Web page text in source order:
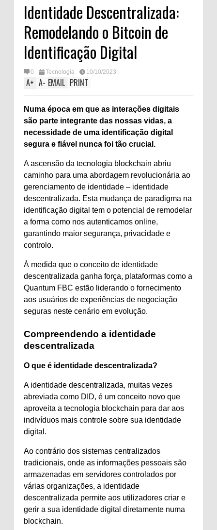
Identidade Descentralizada:
Remodelando o Bitcoin de
Identificação Digital
0 Tecnologia 10/10/2023
A+ A- EMAIL PRINT
Numa época em que as interações digitais
são parte integrante das nossas vidas, a
necessidade de uma identificação digital
segura e fiável nunca foi tão crucial.
A ascensão da tecnologia blockchain abriu
caminho para uma abordagem revolucionária ao
gerenciamento de identidade – identidade
descentralizada. Esta mudança de paradigma na
identificação digital tem o potencial de remodelar
a forma como nos autenticamos online,
garantindo maior segurança, privacidade e
controlo.
À medida que o conceito de identidade
descentralizada ganha força, plataformas como a
Quantum FBC estão liderando o fornecimento
aos usuários de experiências de negociação
seguras neste cenário em evolução.
Compreendendo a identidade
descentralizada
O que é identidade descentralizada?
A identidade descentralizada, muitas vezes
abreviada como DID, é um conceito novo que
aproveita a tecnologia blockchain para dar aos
indivíduos mais controle sobre sua identidade
digital.
Ao contrário dos sistemas centralizados
tradicionais, onde as informações pessoais são
armazenadas em servidores controlados por
várias organizações, a identidade
descentralizada permite aos utilizadores criar e
gerir a sua identidade digital diretamente numa
blockchain.